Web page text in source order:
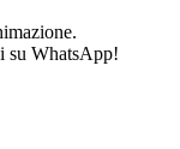
su WhatsApp!